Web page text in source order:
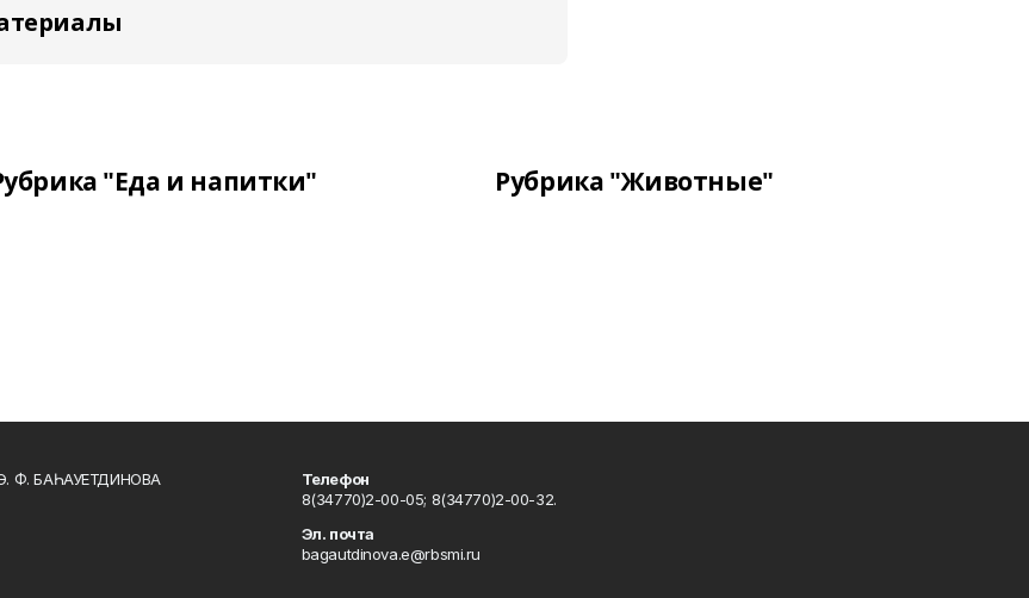
"Еда и напитки" Рубрика "Животные"
Ф. БАҺАУЕТДИНОВА
Телефон
8(34770)2-00-05; 8(34770)2-00-32.
Эл. почта
bagautdinova.e@rbsmi.ru